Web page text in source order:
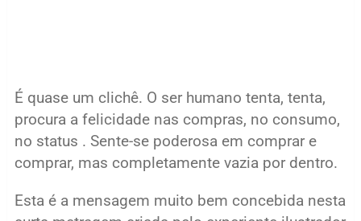
É quase um clichê. O ser humano tenta, tenta,
procura a felicidade nas compras, no consumo,
no status . Sente-se poderosa em comprar e
comprar, mas completamente vazia por dentro.
Esta é a mensagem muito bem concebida nesta